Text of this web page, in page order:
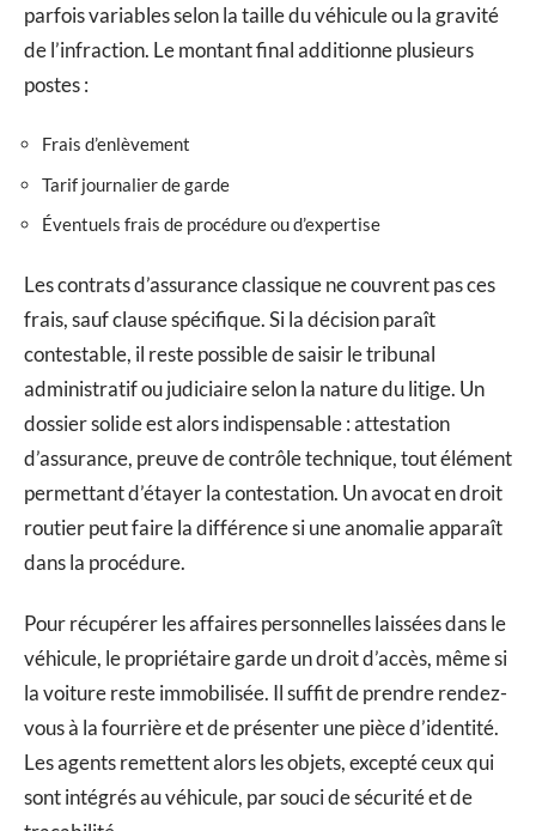
parfois variables selon la taille du véhicule ou la gravité
de l’infraction. Le montant final additionne plusieurs
postes :
Frais d’enlèvement
Tarif journalier de garde
Éventuels frais de procédure ou d’expertise
Les contrats d’assurance classique ne couvrent pas ces
frais, sauf clause spécifique. Si la décision paraît
contestable, il reste possible de saisir le tribunal
administratif ou judiciaire selon la nature du litige. Un
dossier solide est alors indispensable : attestation
d’assurance, preuve de contrôle technique, tout élément
permettant d’étayer la contestation. Un avocat en droit
routier peut faire la différence si une anomalie apparaît
dans la procédure.
Pour récupérer les affaires personnelles laissées dans le
véhicule, le propriétaire garde un droit d’accès, même si
la voiture reste immobilisée. Il suffit de prendre rendez-
vous à la fourrière et de présenter une pièce d’identité.
Les agents remettent alors les objets, excepté ceux qui
sont intégrés au véhicule, par souci de sécurité et de